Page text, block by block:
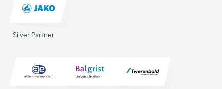
Silver Partner